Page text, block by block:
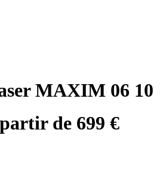
MAXIM 06 10
de 699 €